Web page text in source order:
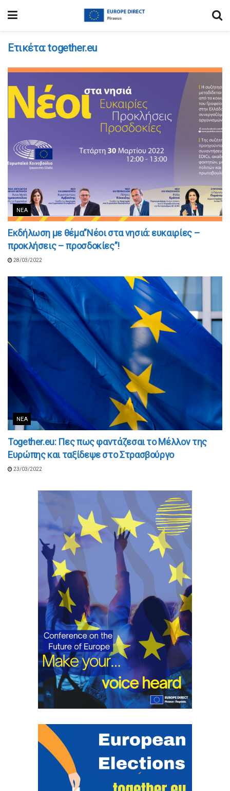
Ετικέτα:together.eu
ΝΈΑ
Εκδήλωση με θέμα”Νέοι στα νησιά: ευκαιρίες –
προκλήσεις – προσδοκίες”!
28/03/2022
ΝΈΑ
Together.eu: Πες πως φαντάζεσαι το Μέλλον της
Ευρώπης και ταξίδεψε στο Στρασβούργο
23/03/2022